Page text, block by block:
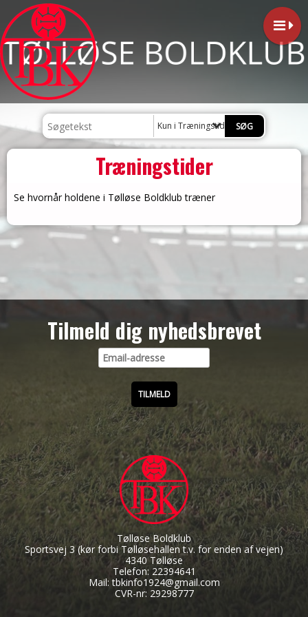
Kun i Træningstider
Træningstider
Se hvornår holdene i Tølløse Boldklub træner
Tilmeld dig nyhedsbrevet
Tølløse Boldklub
Sportsvej 3(kør forbi Tølløsehallen t.v. for enden af vejen)
4340 Tølløse
Telefon: 22394641
Mail: tbkinfo1924@gmail.com
CVR-nr: 29298777